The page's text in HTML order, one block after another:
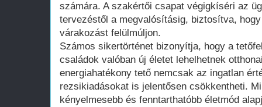
számára. A szakértői csapat végigkíséri az
tervezéstől a megvalósításig, biztosítva,
várakozást felülmúljon.
Számos sikertörténet bizonyítja, hogy a
családok valóban új életet lehelhetnek
energiahatékony tető nemcsak az ingatlan
rezsikiadásokat is jelentősen csökkentheti.
kényelmesebb és fenntarthatóbb életmód